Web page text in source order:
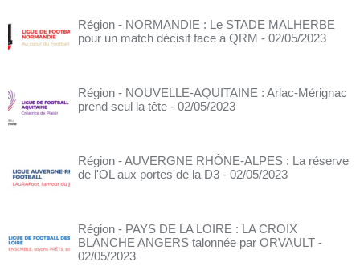
Région - NORMANDIE : Le STADE MALHERBE
pour un match décisif face à QRM - 02/05/2023
Région - NOUVELLE-AQUITAINE : Arlac-Mérignac
prend seul la tête - 02/05/2023
Région - AUVERGNE RHÔNE-ALPES : La réserve
de l'OL aux portes de la D3 - 02/05/2023
Région - PAYS DE LA LOIRE : LA CROIX
BLANCHE ANGERS talonnée par ORVAULT -
02/05/2023